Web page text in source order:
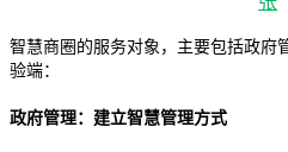
智慧商圈的服务对象，主要包括政府
验端：
政府管理：建立智慧管理方式